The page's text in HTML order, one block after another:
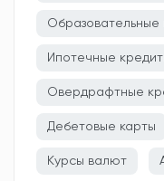
Образовательные
Ипотечные
Овердрафтные
Дебетовые карты
Курсы валют